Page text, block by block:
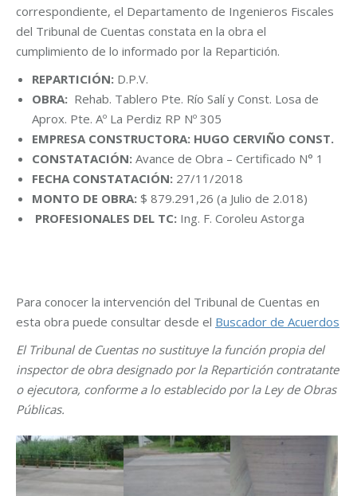
correspondiente, el Departamento de Ingenieros Fiscales
del Tribunal de Cuentas constata en la obra el
cumplimiento de lo informado por la Repartición.
REPARTICIÓN: D.P.V.
OBRA: Rehab. Tablero Pte. Río Salí y Const. Losa de
Aprox. Pte. Aº La Perdiz RP Nº 305
EMPRESA CONSTRUCTORA: HUGO CERVIÑO CONST.
CONSTATACIÓN: Avance de Obra – Certificado N° 1
FECHA CONSTATACIÓN: 27/11/2018
MONTO DE OBRA: $ 879.291,26 (a Julio de 2.018)
PROFESIONALES DEL TC: Ing. F. Coroleu Astorga
Para conocer la intervención del Tribunal de Cuentas en
esta obra puede consultar desde el Buscador de Acuerdos
El Tribunal de Cuentas no sustituye la función propia del
inspector de obra designado por la Repartición contratante
o ejecutora, conforme a lo establecido por la Ley de Obras
Públicas.